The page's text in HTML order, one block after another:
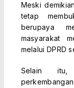
Meski
tetap
berupaya
masyarakat
melalui DPRD
Selain itu,